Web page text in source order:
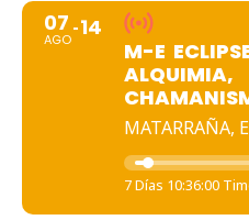
07
AGO 14
M-E
MATARRAÑA,
7 Días 10:36:00